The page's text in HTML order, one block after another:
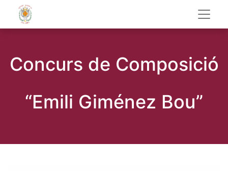
Concurs de Composició
“Emili Giménez Bou”